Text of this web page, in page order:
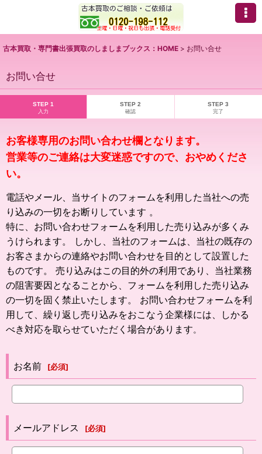
古本買取・専門書出張買取のしましまブックス：HOME > お問い合せ
お問い合せ
STEP 1
入力
STEP 2
確認
STEP 3
完了
お客様専用のお問い合わせ欄となります。
営業等のご連絡は大変迷惑ですので、おやめくださ
い。
電話やメール、当サイトのフォームを利用した当社への売
り込みの一切をお断りしています 。
特に、お問い合わせフォームを利用した売り込みが多くみ
うけられます。 しかし、当社のフォームは、当社の既存の
お客さまからの連絡やお問い合わせを目的として設置した
ものです。 売り込みはこの目的外の利用であり、当社業務
の阻害要因となることから、フォームを利用した売り込み
の一切を固く禁止いたします。 お問い合わせフォームを利
用して、繰り返し売り込みをおこなう企業様には、しかる
べき対応を取らせていただく場合があります。
お名前 [必須]
メールアドレス [必須]